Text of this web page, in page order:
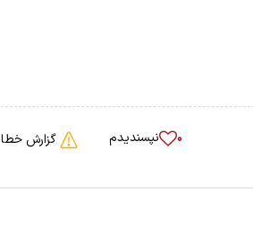
۰ نپسندیدم گزارش خطا